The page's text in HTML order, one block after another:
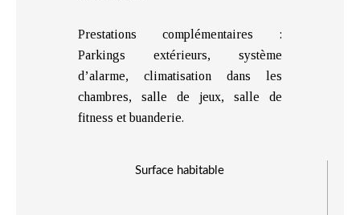
Surface habitable
Prestations complémentaires :
Parkings extérieurs, système
d’alarme, climatisation dans les
chambres, salle de jeux, salle de
fitness et buanderie.